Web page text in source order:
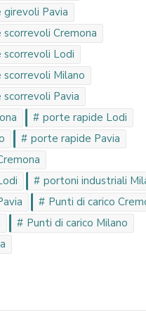
Pavia
Cremona
Lodi
Milano
Pavia
porte rapide Lodi
porte rapide Pavia
portoni industriali
Punti di carico
Punti di carico Milano